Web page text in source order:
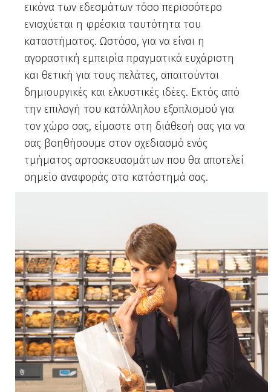
εικόνα των εδεσμάτων τόσο περισσότερο
ενισχύεται η φρέσκια ταυτότητα του
καταστήματος. Ωστόσο, για να είναι η
αγοραστική εμπειρία πραγματικά ευχάριστη
και θετική για τους πελάτες, απαιτούνται
δημιουργικές και ελκυστικές ιδέες. Εκτός από
την επιλογή του κατάλληλου εξοπλισμού για
τον χώρο σας, είμαστε στη διάθεσή σας για να
σας βοηθήσουμε στον σχεδιασμό ενός
τμήματος αρτοσκευασμάτων που θα αποτελεί
σημείο αναφοράς στο κατάστημά σας.